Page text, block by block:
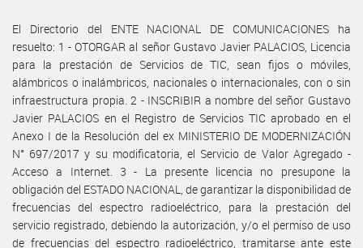
El Directorio del ENTE NACIONAL DE COMUNICACIONES ha
resuelto: 1 - OTORGAR al señor Gustavo Javier PALACIOS, Licencia
para la prestación de Servicios de TIC, sean fijos o móviles,
alámbricos o inalámbricos, nacionales o internacionales, con o sin
infraestructura propia. 2 - INSCRIBIR a nombre del señor Gustavo
Javier PALACIOS en el Registro de Servicios TIC aprobado en el
Anexo I de la Resolución del ex MINISTERIO DE MODERNIZACIÓN
N° 697/2017 y su modificatoria, el Servicio de Valor Agregado -
Acceso a Internet. 3 - La presente licencia no presupone la
obligación del ESTADO NACIONAL, de garantizar la disponibilidad de
frecuencias del espectro radioeléctrico, para la prestación del
servicio registrado, debiendo la autorización, y/o el permiso de uso
de frecuencias del espectro radioeléctrico, tramitarse ante este